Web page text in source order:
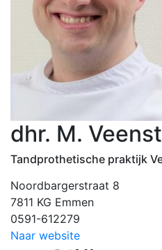
dhr. M.
Tandprothetische praktijk
Noordbargerstraat 8
7811 KG Emmen
0591-612279
Naar website